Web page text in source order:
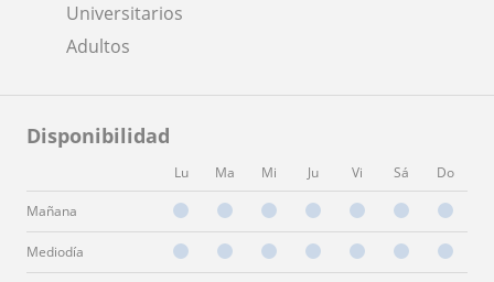
Universitarios
Adultos
Disponibilidad
Lu Ma Mi Ju Vi Sá Do
Mañana
Mediodía